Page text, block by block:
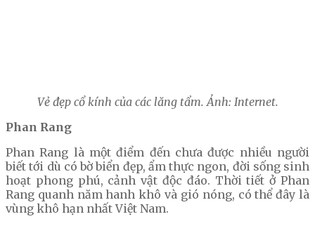
Vẻ đẹp cổ kính của các lăng tẩm. Ảnh: Internet.
Phan Rang
Phan Rang là một điểm đến chưa được nhiều người
biết tới dù có bờ biển đẹp, ẩm thực ngon, đời sống sinh
hoạt phong phú, cảnh vật độc đáo. Thời tiết ở Phan
Rang quanh năm hanh khô và gió nóng, có thể đây là
vùng khô hạn nhất Việt Nam.